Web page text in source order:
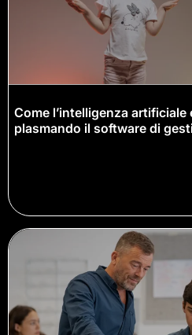
Come l’intelligenza artificiale
plasmando il software di